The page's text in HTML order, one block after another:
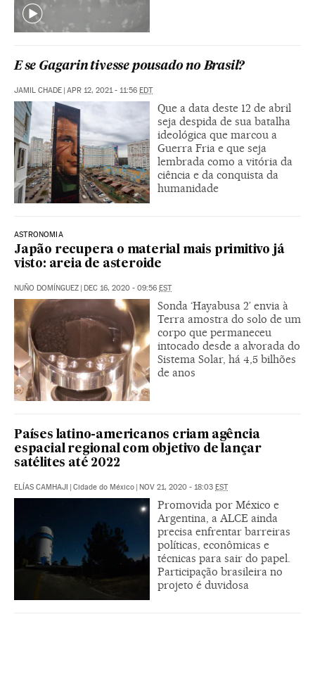
E se Gagarin tivesse pousado no Brasil?
JAMIL CHADE | APR 12, 2021 - 11:56 EDT
Que a data deste 12 de abril
seja despida de sua batalha
ideológica que marcou a
Guerra Fria e que seja
lembrada como a vitória da
ciência e da conquista da
humanidade
ASTRONOMIA
Japão recupera o material mais primitivo já
visto: areia de asteroide
NUÑO DOMÍNGUEZ | DEC 16, 2020 - 09:56 EST
Sonda ‘Hayabusa 2’ envia à
Terra amostra do solo de um
corpo que permaneceu
intocado desde a alvorada do
Sistema Solar, há 4,5 bilhões
de anos
Países latino-americanos criam agência
espacial regional com objetivo de lançar
satélites até 2022
ELÍAS CAMHAJI | Cidade do México | NOV 21, 2020 - 18:03 EST
Promovida por México e
Argentina, a ALCE ainda
precisa enfrentar barreiras
políticas, econômicas e
técnicas para sair do papel.
Participação brasileira no
projeto é duvidosa